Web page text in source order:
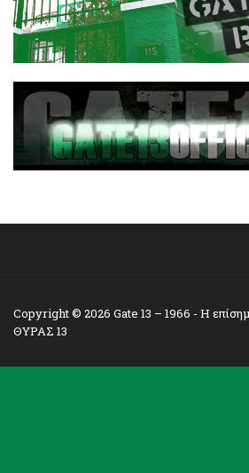
Copyright © 2026 Gate 13 – 1966 - Η
ΘΥΡΑΣ 13